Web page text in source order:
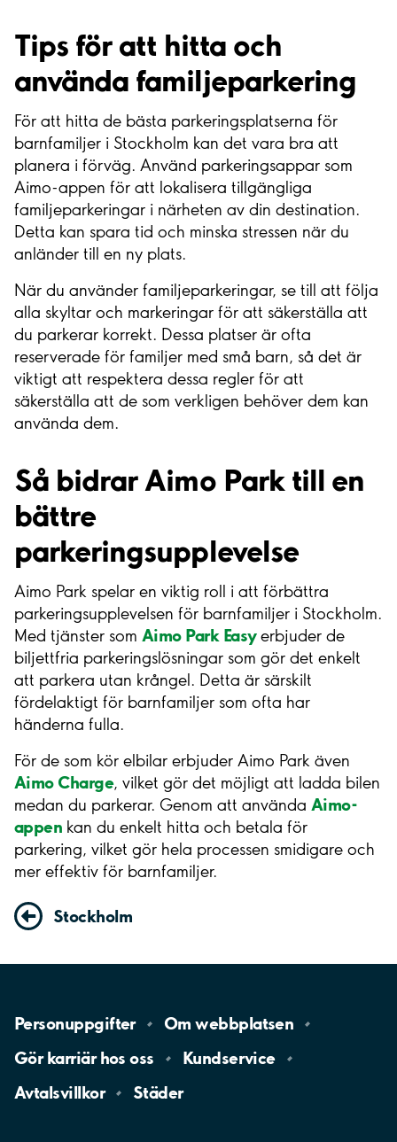
Tips för att hitta och
använda familjeparkering
För att hitta de bästa parkeringsplatserna för
barnfamiljer i Stockholm kan det vara bra att
planera i förväg. Använd parkeringsappar som
Aimo-appen för att lokalisera tillgängliga
familjeparkeringar i närheten av din destination.
Detta kan spara tid och minska stressen när du
anländer till en ny plats.
När du använder familjeparkeringar, se till att följa
alla skyltar och markeringar för att säkerställa att
du parkerar korrekt. Dessa platser är ofta
reserverade för familjer med små barn, så det är
viktigt att respektera dessa regler för att
säkerställa att de som verkligen behöver dem kan
använda dem.
Så bidrar Aimo Park till en
bättre
parkeringsupplevelse
Aimo Park spelar en viktig roll i att förbättra
parkeringsupplevelsen för barnfamiljer i Stockholm.
Med tjänster som Aimo Park Easyerbjuder de
biljettfria parkeringslösningar som gör det enkelt
att parkera utan krångel. Detta är särskilt
fördelaktigt för barnfamiljer som ofta har
händerna fulla.
För de som kör elbilar erbjuder Aimo Park även
Aimo Charge, vilket gör det möjligt att ladda bilen
medan du parkerar. Genom att använda Aimo-
appen kan du enkelt hitta och betala för
parkering, vilket gör hela processen smidigare och
mer effektiv för barnfamiljer.
Stockholm
Personuppgifter Omwebbplatsen
Gör karriär hososs
Kundservice
Avtalsvillkor
Städer